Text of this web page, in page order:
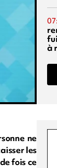
ne
les
fois ce
à